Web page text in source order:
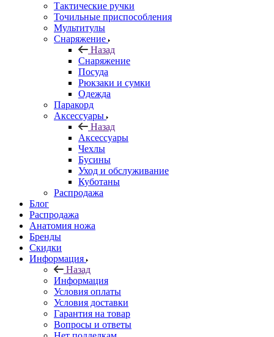
Тактические ручки
Точильные приспособления
Мультитулы
Снаряжение
Назад
Снаряжение
Посуда
Рюкзаки и сумки
Одежда
Паракорд
Аксессуары
Назад
Аксессуары
Чехлы
Бусины
Уход и обслуживание
Куботаны
Распродажа
Блог
Распродажа
Анатомия ножа
Бренды
Скидки
Информация
Назад
Информация
Условия оплаты
Условия доставки
Гарантия на товар
Вопросы и ответы